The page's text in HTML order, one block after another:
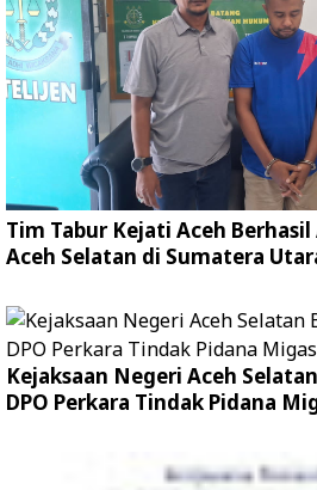
Tim Tabur Kejati Aceh
Aceh Selatan di Sumatera
Kejaksaan Negeri Aceh
DPO Perkara Tindak Pidana